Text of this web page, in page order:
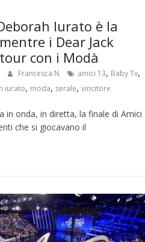
Iurato è la
i Dear Jack
con i Modà
Francesca N amici 13, Baby Tv,
iurato, moda, serale, vincitore
in onda, in diretta, la finale di Amici
che si giocavano il